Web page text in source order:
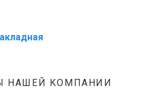
НАШЕЙ КОМПАНИИ